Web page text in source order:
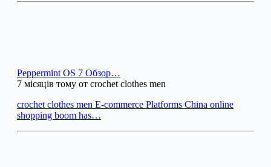
Peppermint OS 7 Обзор…
7 місяців тому от crochet clothes men
crochet clothes men E-commerce Platforms China online
shopping boom has…